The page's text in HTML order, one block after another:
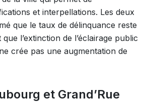
et interpellations. Les deux
que le taux de délinquance reste
l’extinction de l’éclairage public
crée pas une augmentation de
et Grand’Rue